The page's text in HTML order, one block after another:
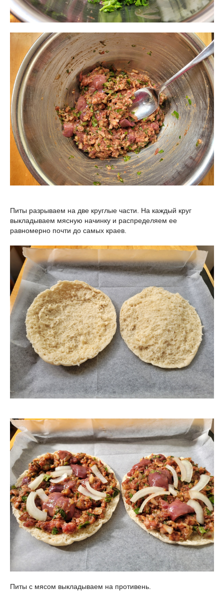
Питы разрываем на две круглые части. На каждый круг
выкладываем мясную начинку и распределяем ее
равномерно почти до самых краев.
Питы с мясом выкладываем на противень.